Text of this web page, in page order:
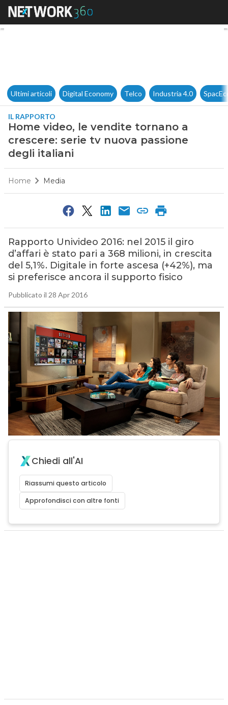
Home video, le vendite
Ultimi articoli Digital Economy Telco Industria 4.0
IL RAPPORTO
Home video, le vendite tornano a
crescere: serie tv nuova passione
degli italiani
Home Media
Rapporto Univideo 2016: nel 2015 il giro
d’affari è stato pari a 368 milioni, in crescita
del 5,1%. Digitale in forte ascesa (+42%), ma
si preferisce ancora il supporto fisico
Pubblicato il 28 Apr 2016
Chiedi all'AI
Riassumi questo articolo
Approfondisci con altre fonti